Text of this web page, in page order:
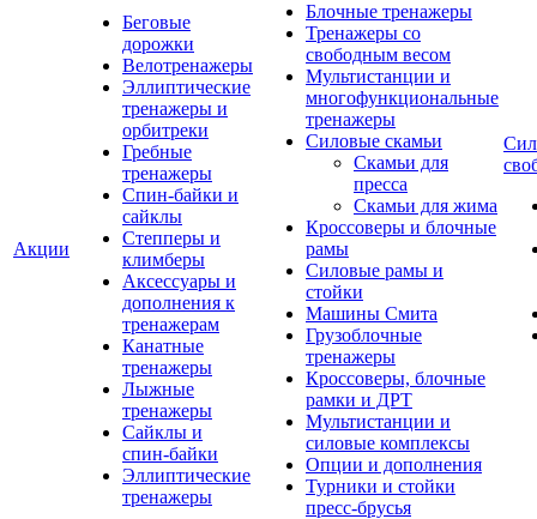
Акции
Беговые
дорожки
Велотренажеры
Эллиптические
тренажеры и
орбитреки
Гребные
тренажеры
Спин-байки и
сайклы
Степперы и
климберы
Аксессуары и
дополнения к
тренажерам
Канатные
тренажеры
Лыжные
тренажеры
Сайклы и
спин-байки
Эллиптические
тренажеры
Блочные тренажеры
Тренажеры со
свободным весом
Мультистанции и
многофункциональные
тренажеры
Силовые скамьи
Скамьи для
пресса
Скамьи для жима
Кроссоверы и блочные
рамы
Силовые рамы и
стойки
Машины Смита
Грузоблочные
тренажеры
Кроссоверы, блочные
рамки и ДРТ
Мультистанции и
силовые комплексы
Опции и дополнения
Турники и стойки
пресс-брусья